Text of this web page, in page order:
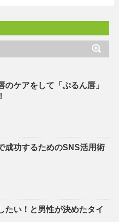
のケアをして「ぷるん唇」
成功するためのSNS活用術
たい！と男性が決めたタイ